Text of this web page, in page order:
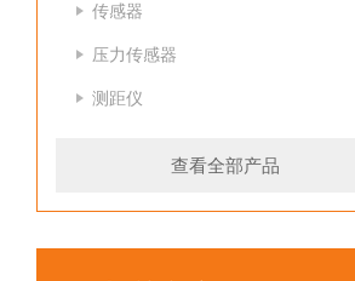
传感器
压力传感器
测距仪
查看全部产品